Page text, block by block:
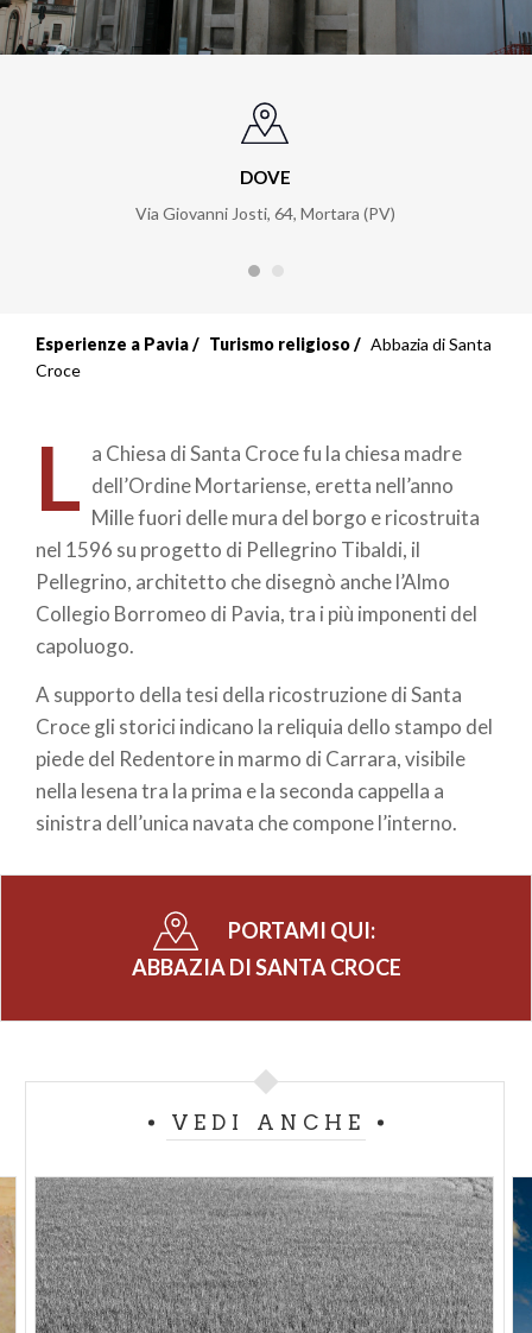
DOVE
Via Giovanni Josti, 64, Mortara (PV)
Esperienze a Pavia Turismo religioso
Abbazia di Santa
Croce
L a Chiesa di Santa Croce fu la chiesa madre
dell’Ordine Mortariense, eretta nell’anno
Mille fuori delle mura del borgo e ricostruita
nel 1596 su progetto di Pellegrino Tibaldi, il
Pellegrino, architetto che disegnò anche l’Almo
Collegio Borromeo di Pavia, tra i più imponenti del
capoluogo.
A supporto della tesi della ricostruzione di Santa
Croce gli storici indicano la reliquia dello stampo del
piede del Redentore in marmo di Carrara, visibile
nella lesena tra la prima e la seconda cappella a
sinistra dell’unica navata che compone l’interno.
PORTAMI QUI:
ABBAZIA DI SANTA CROCE
VEDI ANCHE